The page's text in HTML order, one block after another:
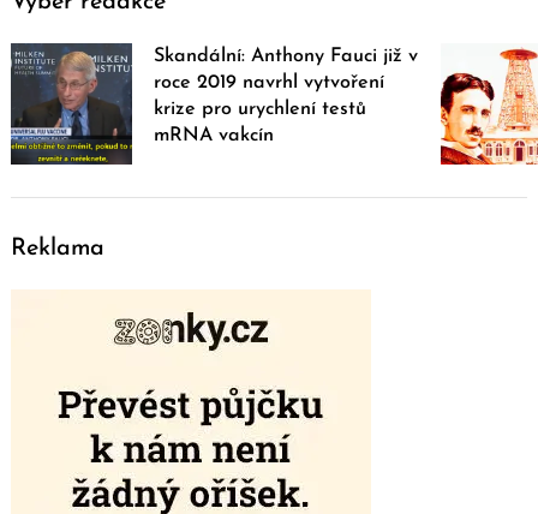
Skandální: Anthony Fauci již v
roce 2019 navrhl vytvoření
krize pro urychlení testů
mRNA vakcín
Reklama